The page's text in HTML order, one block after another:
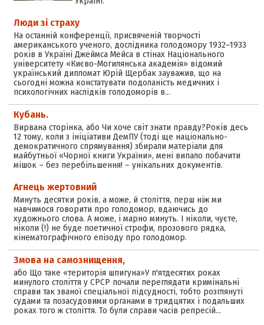
Люди зі страху
На останній конференції, присвяченій творчості
американського ученого, дослідника голодомору 1932–1933
років в Україні Джеймса Мейса в стінах Національного
університету «Києво-Могилянська академія» відомий
український дипломат Юрій Щербак зауважив, що на
сьогодні можна констатувати подоланість медичних і
психологічних наслідків голодоморів в…
Кубань.
Вирвана сторінка, або Чи хоче світ знати правду?Років десь
12 тому, коли з ініціативи ДемПУ (тоді ще національно-
демократичного спрямування) збирали матеріали для
майбутньої «Чорної книги України», мені випало побачити
мішок – без перебільшення! – унікальних документів.
Агнець жертовний
Минуть десятки років, а може, й століття, перш ніж ми
навчимося говорити про голодомор, вдаючись до
художнього слова. А може, і марно минуть. І ніколи, чуєте,
ніколи (!) не буде поетичної строфи, прозового рядка,
кінематографічного епізоду про голодомор.
Змова на самознищення,
або Що таке «територія шпигуна»У п'ятдесятих роках
минулого століття у СРСР почали переглядати кримінальні
справи так званої спеціальної підсудності, тобто розглянуті
судами та позасудовими органами в тридцятих і подальших
роках того ж століття. То були справи часів репресій...